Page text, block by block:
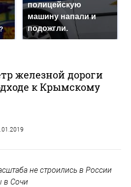
полицейскую
машину напали и
подожгли.
железной дороги
к Крымскому
не строились в России
в Сочи